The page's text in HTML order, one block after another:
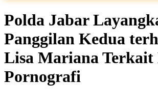
Polda Jabar
Panggilan Kedua
Lisa Mariana Terkait
Pornografi